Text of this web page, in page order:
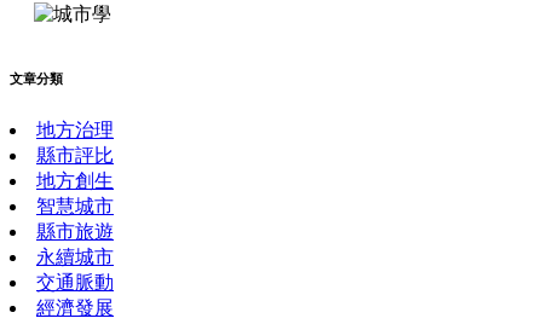
文章分類
地方治理
縣市評比
地方創生
智慧城市
縣市旅遊
永續城市
交通脈動
經濟發展